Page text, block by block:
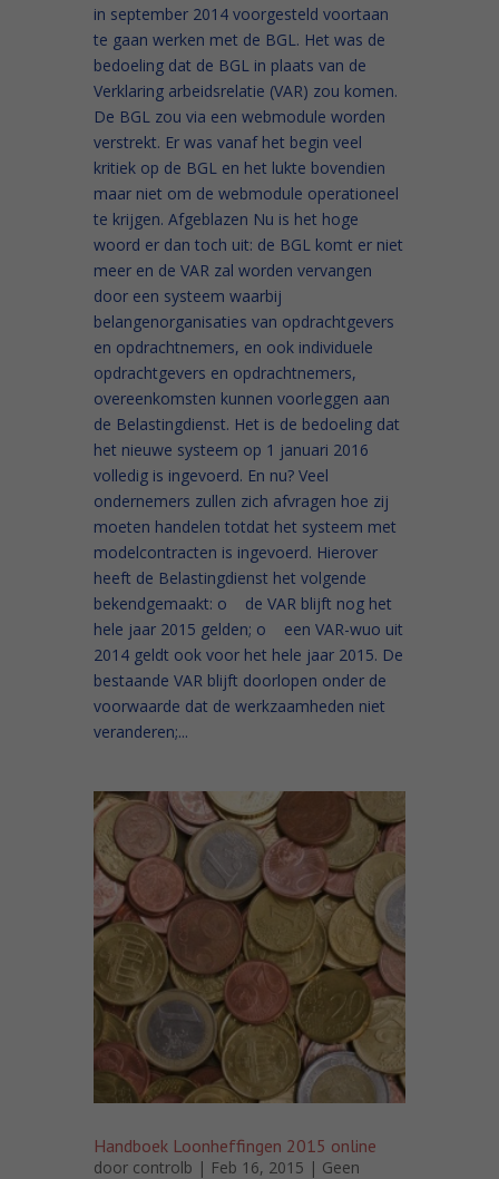
in september 2014 voorgesteld voortaan
te gaan werken met de BGL. Het was de
bedoeling dat de BGL in plaats van de
Verklaring arbeidsrelatie (VAR) zou komen.
De BGL zou via een webmodule worden
verstrekt. Er was vanaf het begin veel
kritiek op de BGL en het lukte bovendien
maar niet om de webmodule operationeel
te krijgen. Afgeblazen Nu is het hoge
woord er dan toch uit: de BGL komt er niet
meer en de VAR zal worden vervangen
door een systeem waarbij
belangenorganisaties van opdrachtgevers
en opdrachtnemers, en ook individuele
opdrachtgevers en opdrachtnemers,
overeenkomsten kunnen voorleggen aan
de Belastingdienst. Het is de bedoeling dat
het nieuwe systeem op 1 januari 2016
volledig is ingevoerd. En nu? Veel
ondernemers zullen zich afvragen hoe zij
moeten handelen totdat het systeem met
modelcontracten is ingevoerd. Hierover
heeft de Belastingdienst het volgende
bekendgemaakt: o de VAR blijft nog het
hele jaar 2015 gelden; o een VAR-wuo uit
2014 geldt ook voor het hele jaar 2015. De
bestaande VAR blijft doorlopen onder de
voorwaarde dat de werkzaamheden niet
veranderen;...
Handboek Loonheffingen 2015 online
door controlb | Feb 16, 2015 | Geen